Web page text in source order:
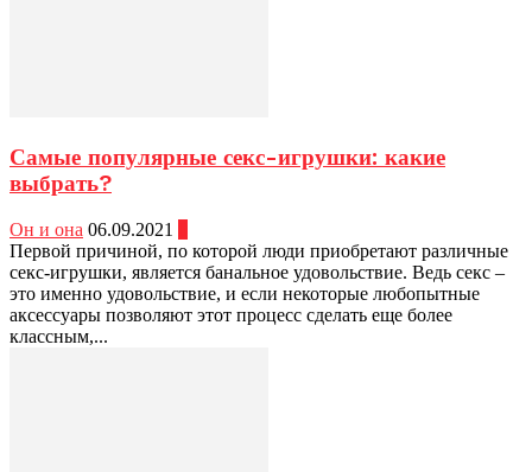
Самые популярные секс-игрушки: какие
выбрать?
Он и она 06.09.2021
Первой причиной, по которой люди приобретают различные
секс-игрушки, является банальное удовольствие. Ведь секс –
это именно удовольствие, и если некоторые любопытные
аксессуары позволяют этот процесс сделать еще более
классным,...